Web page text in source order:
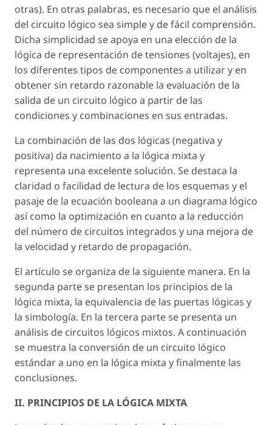
otras). En otras palabras, es necesario que el análisis
del circuito lógico sea simple y de fácil comprensión.
Dicha simplicidad se apoya en una elección de la
lógica de representación de tensiones (voltajes), en
los diferentes tipos de componentes a utilizar y en
obtener sin retardo razonable la evaluación de la
salida de un circuito lógico a partir de las
condiciones y combinaciones en sus entradas.
La combinación de las dos lógicas (negativa y
positiva) da nacimiento a la lógica mixta y
representa una excelente solución. Se destaca la
claridad o facilidad de lectura de los esquemas y el
pasaje de la ecuación booleana a un diagrama lógico
así como la optimización en cuanto a la reducción
del número de circuitos integrados y una mejora de
la velocidad y retardo de propagación.
El artículo se organiza de la siguiente manera. En la
segunda parte se presentan los principios de la
lógica mixta, la equivalencia de las puertas lógicas y
la simbología. En la tercera parte se presenta un
análisis de circuitos lógicos mixtos. A continuación
se muestra la conversión de un circuito lógico
estándar a uno en la lógica mixta y finalmente las
conclusiones.
II. PRINCIPIOS DE LA LÓGICA MIXTA